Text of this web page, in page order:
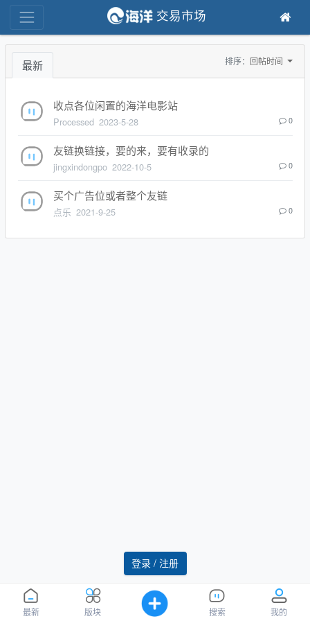
最新 版块 搜索 我的
登录 / 注册
交易市场
最新 排序： 回帖时间
收点各位闲置的海洋电影站
Processed 2023-5-28 0
友链换链接，要的来，要有收录的
jingxindongpo 2022-10-5 0
买个广告位或者整个友链
点乐 2021-9-25 0